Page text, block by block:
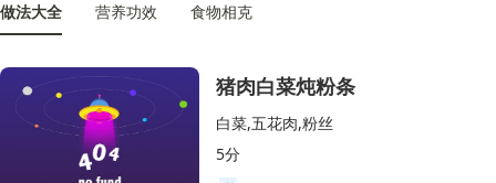
做法大全 营养功效 食物相克
猪肉白菜炖粉条
白菜,五花肉,粉丝
5分